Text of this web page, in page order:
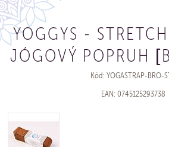
YOGGYS -
JÓGOVÝ POPRUH
Kód: YOGASTRAP-BRO-
EAN: 0745125293738